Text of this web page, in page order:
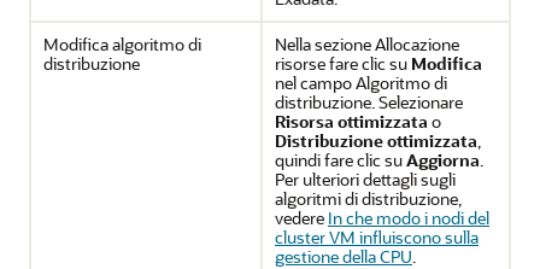
Modifica algoritmo di
distribuzione
Nella sezione Allocazione
risorse fare clic su Modifica
nel campo Algoritmo di
distribuzione. Selezionare
Risorsa ottimizzata o
Distribuzione ottimizzata,
quindi fare clic suAggiorna.
Per ulteriori dettagli sugli
algoritmi di distribuzione,
vedere In che modo i nodi del
cluster VM influiscono sulla
gestione della CPU.